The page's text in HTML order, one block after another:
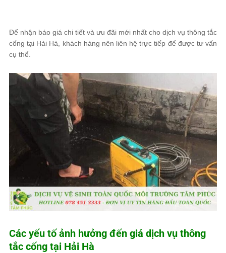
Để nhận báo giá chi tiết và ưu đãi mới nhất cho dịch vụ thông tắc
cống tại Hải Hà, khách hàng nên liên hệ trực tiếp để được tư vấn
cụ thể.
Các yếu tố ảnh hưởng đến giá dịch vụ thông
tắc cống tại Hải Hà